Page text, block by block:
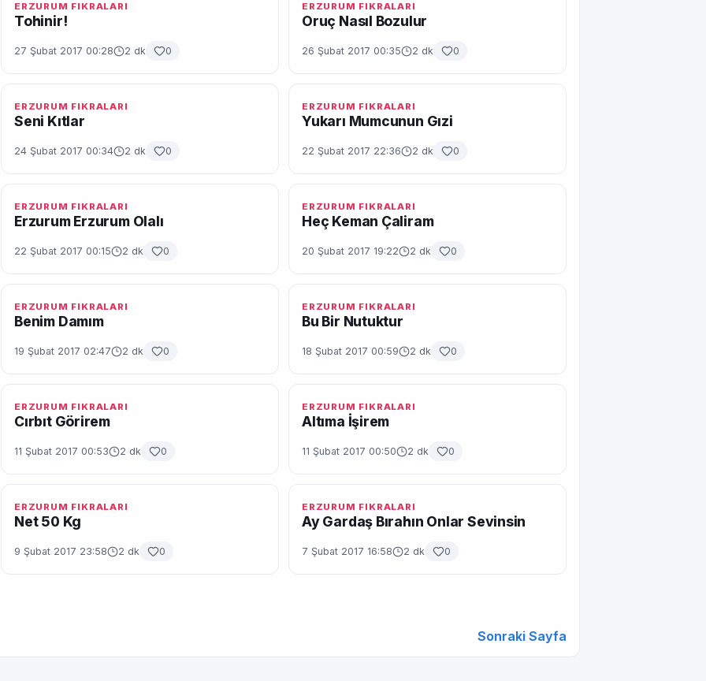
ERZURUM FIKRALARI
Tohinir!
27 Şubat 2017 00:28 2 dk 0
ERZURUM FIKRALARI
Oruç Nasıl Bozulur
26 Şubat 2017 00:35 2 dk 0
ERZURUM FIKRALARI
Seni Kıtlar
24 Şubat 2017 00:34 2 dk 0
ERZURUM FIKRALARI
Yukarı Mumcunun Gızi
22 Şubat 2017 22:36 2 dk 0
ERZURUM FIKRALARI
Erzurum Erzurum Olalı
22 Şubat 2017 00:15 2 dk 0
ERZURUM FIKRALARI
Heç Keman Çaliram
20 Şubat 2017 19:22 2 dk 0
ERZURUM FIKRALARI
Benim Damım
19 Şubat 2017 02:47 2 dk 0
ERZURUM FIKRALARI
Bu Bir Nutuktur
18 Şubat 2017 00:59 2 dk 0
ERZURUM FIKRALARI
Cırbıt Görirem
11 Şubat 2017 00:53 2 dk 0
ERZURUM FIKRALARI
Altıma İşirem
11 Şubat 2017 00:50 2 dk 0
ERZURUM FIKRALARI
Net 50 Kg
9 Şubat 2017 23:58 2 dk 0
ERZURUM FIKRALARI
Ay Gardaş Bırahın Onlar Sevinsin
7 Şubat 2017 16:58 2 dk 0
Sonraki Sayfa